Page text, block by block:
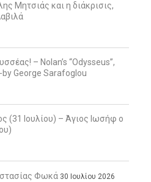
Μητσιάς και η διάκρισις,
– Nolan’s “Odysseus”,
George Sarafoglou
(31 Ιουλίου) – Άγιος Ιωσήφ ο
Φωκά 30 Ιουλίου 2026